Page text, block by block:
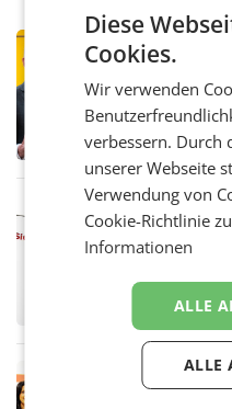
ersten
WIEN Die
ersten
von
einem
MARKETING
Frühjahr
wieder
RETAIL
Diese
Cookies.
Wir verwenden
verbessern. Durch
unserer Webseite
Verwendung von
Cookie-Richtlinie
Informationen
ALLE
ALLE